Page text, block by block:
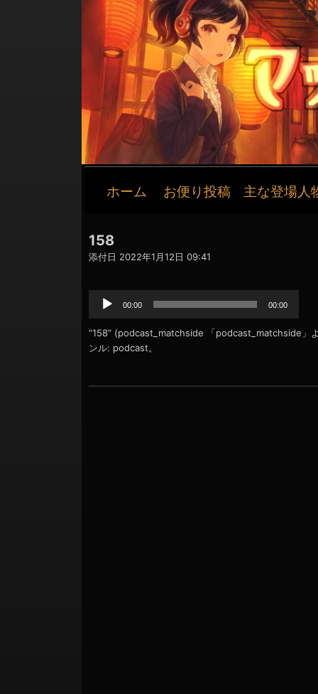
ナ
ビ
ゲ
ー
ョ
ン
ホーム お便り投稿 主な登場人
158
添付日 2022年1月12日 09:41
声
ー
ヤ
ー
00:00 00:00
“158” (podcast_matchside 「podcast_matchside」
ンル: podcast。